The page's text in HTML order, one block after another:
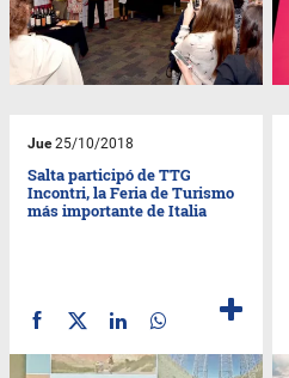
Jue25/10/2018
Salta participó de TTG
Incontri, la Feria de Turismo
más importante de Italia